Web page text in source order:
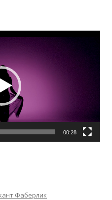
00:28
Фаберлик